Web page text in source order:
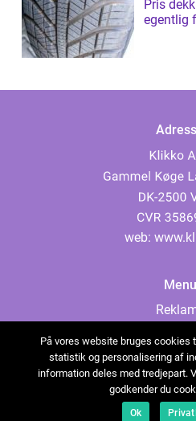
Pris dekkhotell
egentlig
web:
Menu
Kontakt
På vores website bruges cookies
statistik og personalisering af
information deles med tredjepart.
godkender du
Ok